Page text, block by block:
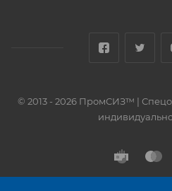
© 2013 - 2026 ПромСИЗ™ |